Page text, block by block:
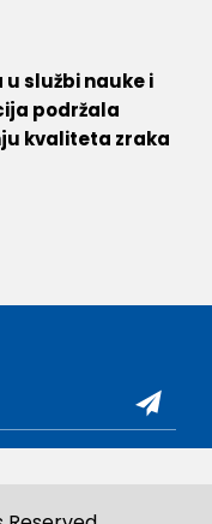
službi nauke i
podržala
kvaliteta zraka